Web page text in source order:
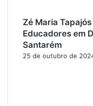
Zé Maria
Educadores em
Santarém
25 de outubro de